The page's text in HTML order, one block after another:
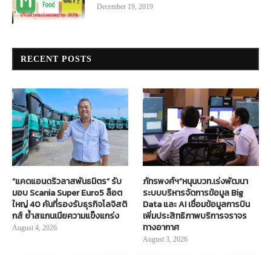
December 19, 2019
RECENT POSTS
“แคดแอนดริวลาสพันธมิตร” รับ
มอบ Scania Super Euro5 ล็อต
ใหญ่ 40 คันที่รองรับธุรกิจโลจิสติ
กส์ ย้ำสแกนเนียความแข็งแกร่ง
August 4, 2026
ภัทรพงศ์ฯ”หนุนบวท.เร่งพัฒนา
ระบบบริหารจัดการข้อมูล Big
Data และ AI เชื่อมข้อมูลการบิน
เพิ่มประสิทธิภาพบริการจราจร
ทางอากาศ
August 3, 2026